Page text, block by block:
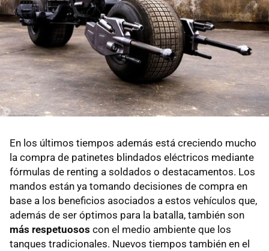
En los últimos tiempos además está creciendo mucho
la compra de patinetes blindados eléctricos mediante
fórmulas de renting a soldados o destacamentos. Los
mandos están ya tomando decisiones de compra en
base a los beneficios asociados a estos vehículos que,
además de ser óptimos para la batalla, también son
más respetuosos con el medio ambiente que los
tanques tradicionales. Nuevos tiempos también en el